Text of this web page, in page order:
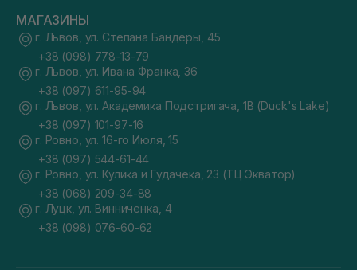
МАГАЗИНЫ
г. Львов, ул. Степана Бандеры, 45
+38 (098) 778-13-79
г. Львов, ул. Ивана Франка, 36
+38 (097) 611-95-94
г. Львов, ул. Академика Подстригача, 1В (Duck's Lake)
+38 (097) 101-97-16
г. Ровно, ул. 16-го Июля, 15
+38 (097) 544-61-44
г. Ровно, ул. Кулика и Гудачека, 23 (ТЦ Экватор)
+38 (068) 209-34-88
г. Луцк, ул. Винниченка, 4
+38 (098) 076-60-62